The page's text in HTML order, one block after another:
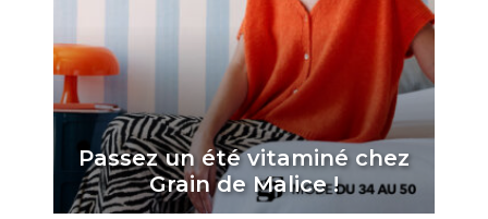
Passez un été vitaminé chez
Grain de Malice !